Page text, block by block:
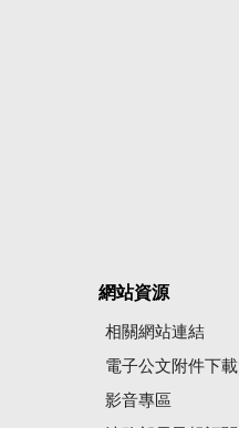
網站資源
相關網站連結
電子公文附件下載
影音專區